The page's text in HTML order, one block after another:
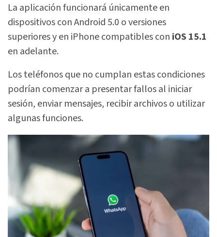
La aplicación funcionará únicamente en
dispositivos con Android 5.0 o versiones
superiores y en iPhone compatibles con iOS 15.1
en adelante.
Los teléfonos que no cumplan estas condiciones
podrían comenzar a presentar fallos al iniciar
sesión, enviar mensajes, recibir archivos o utilizar
algunas funciones.